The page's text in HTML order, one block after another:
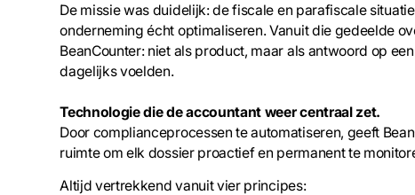
De missie was duidelijk: de fiscale en parafiscale
onderneming écht optimaliseren. Vanuit die gedeelde
BeanCounter: niet als product, maar als antwoord op
dagelijks voelden.
Technologie die de accountant weer centraal zet.
Door complianceprocessen te automatiseren, geeft
ruimte om elk dossier proactief en permanent te
Altijd vertrekkend vanuit vier principes: